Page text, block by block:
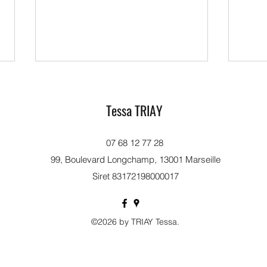
Tessa TRIAY
07 68 12 77 28
99, Boulevard Longchamp, 13001 Marseille
Siret 83172198000017
©2026 by TRIAY Tessa.